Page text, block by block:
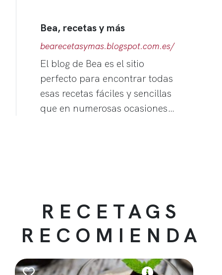
Bea, recetas y más
bearecetasymas.blogspot.com.es/
El blog de Bea es el sitio
perfecto para encontrar todas
esas recetas fáciles y sencillas
que en numerosas ocasiones…
RECETAGS
RECOMIENDA